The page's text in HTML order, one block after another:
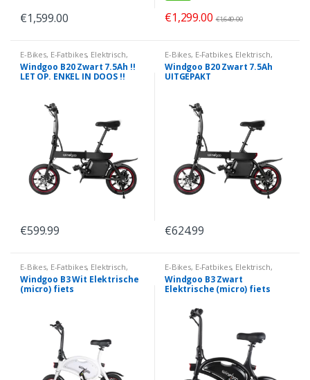
€1,599.00 €1,299.00 €1,649.00
E-Bikes, E-Fatbikes, Elektrisch,
Windgoo
Windgoo B20 Zwart 7.5Ah !!
LET OP. ENKEL IN DOOS !!
€599.99
E-Bikes, E-Fatbikes, Elektrisch,
Windgoo
Windgoo B20 Zwart 7.5Ah
UITGEPAKT
€624.99
E-Bikes, E-Fatbikes, Elektrisch,
Windgoo
Windgoo B3 Wit Elektrische
(micro) fiets
E-Bikes, E-Fatbikes, Elektrisch,
Windgoo
Windgoo B3 Zwart
Elektrische (micro) fiets